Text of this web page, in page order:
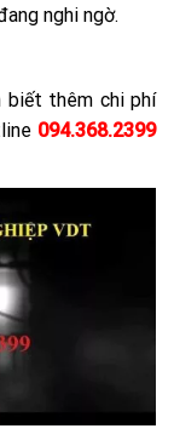
nghi ngờ.
biết thêm chi phí
094.368.2399